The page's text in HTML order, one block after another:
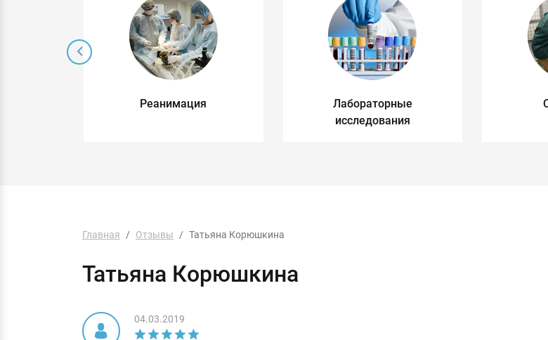
Реанимация
Лабораторные
исследования
Главная Отзывы Татьяна Корюшкина
Татьяна Корюшкина
04.03.2019